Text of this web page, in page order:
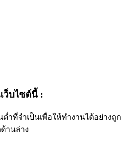
ว็บไซต์นี้ :
ต่ำที่จำเป็นเพื่อให้ทำงานได้อย่างถูก
านล่าง